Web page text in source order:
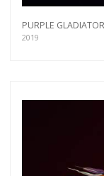
PURPLE GLADIATOR
2019